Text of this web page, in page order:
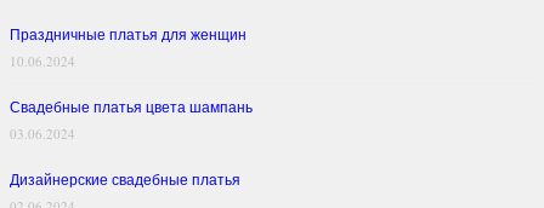
Праздничные платья для женщин
10.06.2024
Свадебные платья цвета шампань
03.06.2024
Дизайнерские свадебные платья